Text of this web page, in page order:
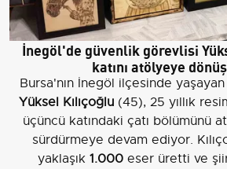
İnegöl'de güvenlik görevlisi
katını atölyeye
Bursa'nın İnegöl ilçesinde
Yüksel Kılıçoğlu(45), 25 yıllık
üçüncü katındaki çatı bölümünü
sürdürmeye devam ediyor.
yaklaşık 1.000eser üretti ve